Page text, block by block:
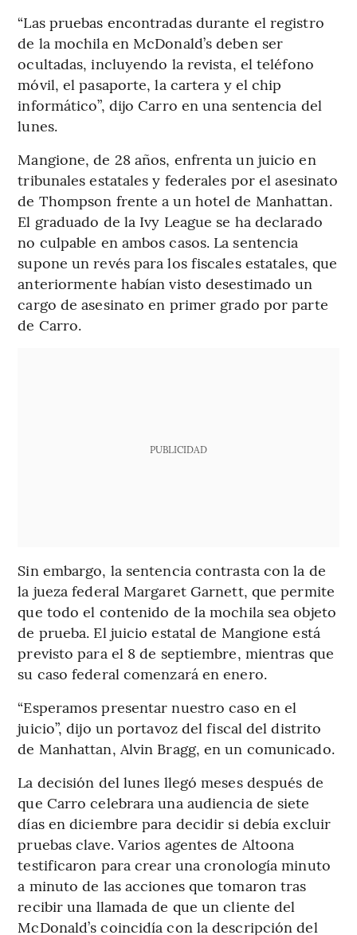
“Las pruebas encontradas durante el registro
de la mochila en McDonald’s deben ser
ocultadas, incluyendo la revista, el teléfono
móvil, el pasaporte, la cartera y el chip
informático”, dijo Carro en una sentencia del
lunes.
Mangione, de 28 años, enfrenta un juicio en
tribunales estatales y federales por el asesinato
de Thompson frente a un hotel de Manhattan.
El graduado de la Ivy League se ha declarado
no culpable en ambos casos. La sentencia
supone un revés para los fiscales estatales, que
anteriormente habían visto desestimado un
cargo de asesinato en primer grado por parte
de Carro.
PUBLICIDAD
Sin embargo, la sentencia contrasta con la de
la jueza federal Margaret Garnett, que permite
que todo el contenido de la mochila sea objeto
de prueba. El juicio estatal de Mangione está
previsto para el 8 de septiembre, mientras que
su caso federal comenzará en enero.
“Esperamos presentar nuestro caso en el
juicio”, dijo un portavoz del fiscal del distrito
de Manhattan, Alvin Bragg, en un comunicado.
La decisión del lunes llegó meses después de
que Carro celebrara una audiencia de siete
días en diciembre para decidir si debía excluir
pruebas clave. Varios agentes de Altoona
testificaron para crear una cronología minuto
a minuto de las acciones que tomaron tras
recibir una llamada de que un cliente del
McDonald’s coincidía con la descripción del